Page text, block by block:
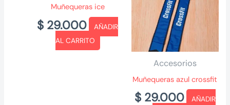
Muñequeras ice
$ 29.000
AÑADIR
AL CARRITO
Accesorios
Muñequeras azul crossfit
$29.000
AÑADIR